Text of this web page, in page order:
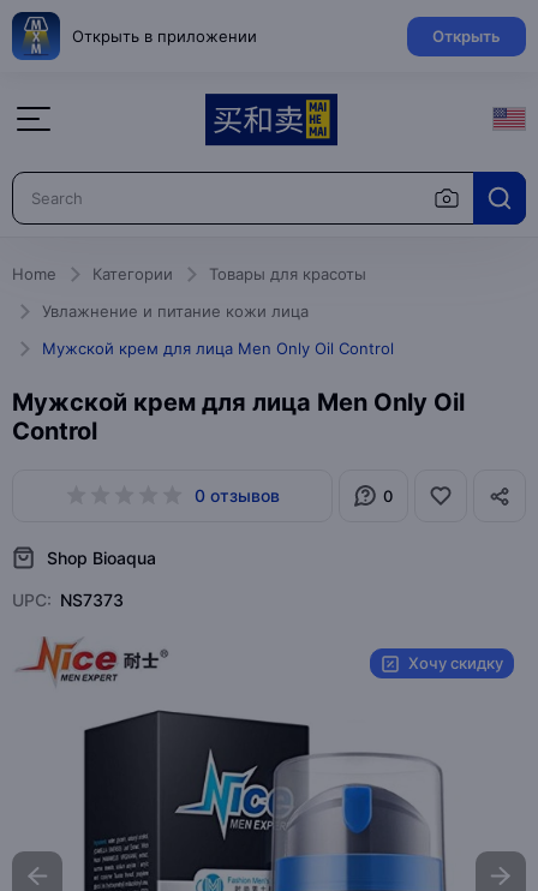
Открыть в приложении Открыть
Home Категории
Товары для красоты
Увлажнение и питание кожи лица
Мужской крем для лица Men Only Oil Control
Мужской крем для лица Men Only Oil
Control
0 отзывов 0
Shop Bioaqua
UPC: NS7373
Хочу скидку